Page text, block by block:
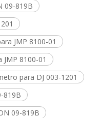
09-819B
JMP 8100-01
8100-01
para DJ 003-1201
819B
09-819B